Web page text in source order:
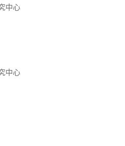
中心
中心